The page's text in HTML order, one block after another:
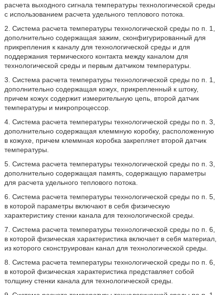
расчета выходного сигнала температуры технологической среды
с использованием расчета удельного теплового потока.
2. Система расчета температуры технологической среды по п. 1,
дополнительно содержащая зажим, сконфигурированный для
прикрепления к каналу для технологической среды и для
поддержания термического контакта между каналом для
технологической среды и первым датчиком температуры.
3. Система расчета температуры технологической среды по п. 1,
дополнительно содержащая кожух, прикрепленный к штоку,
причем кожух содержит измерительную цепь, второй датчик
температуры и микропроцессор.
4. Система расчета температуры технологической среды по п. 3,
дополнительно содержащая клеммную коробку, расположенную
в кожухе, причем клеммная коробка закрепляет второй датчик
температуры.
5. Система расчета температуры технологической среды по п. 3,
дополнительно содержащая память, содержащую параметры
для расчета удельного теплового потока.
6. Система расчета температуры технологической среды по п. 5,
в которой параметры включают в себя физическую
характеристику стенки канала для технологической среды.
7. Система расчета температуры технологической среды по п. 6,
в которой физическая характеристика включает в себя материал,
из которого сконструирован канал для технологической среды.
8. Система расчета температуры технологической среды по п. 6,
в которой физическая характеристика представляет собой
толщину стенки канала для технологической среды.